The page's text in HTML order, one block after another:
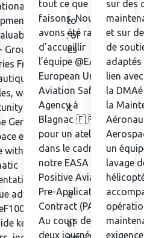
Thanks to
support of
Groupement des
Françaises
et
we had the
to connect
German
ecosystem,
with French
and
advancing the
program
key industrial
tout ce que nous
faisons. Nous
avons été ravis
d’accueillir
l’équipe @EASA -
European Union
Aviation Safety
Agency à
Blagnac 🇫🇷
pour un atelier
dans le cadre de
notre EASA /
Positive Aviation
Pre-Application
Contract (PAC).
Au cours de
deux journées
sur des
et sur
de
lien
la
la
un
lavage